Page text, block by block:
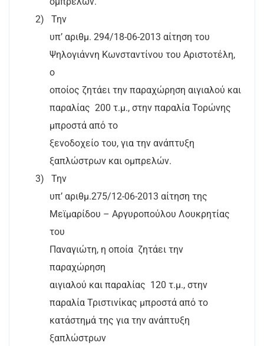
2)
Την
υπ’ αριθμ. 294/18-06-2013 αίτηση του
Ψηλογιάννη Κωνσταντίνου του Αριστοτέλη,
ο
οποίος ζητάει την παραχώρηση αιγιαλού και
παραλίας 200 τ.μ., στην παραλία Τορώνης
μπροστά από το
ξενοδοχείο του, για την ανάπτυξη
ξαπλώστρων και ομπρελών.
3)
Την
υπ’ αριθμ.275/12-06-2013 αίτηση της
Μεϊμαρίδου – Αργυροπούλου Λουκρητίας
του
Παναγιώτη, η οποία ζητάει την
παραχώρηση
αιγιαλού και παραλίας 120 τ.μ., στην
παραλία Τριστινίκας μπροστά από το
κατάστημά της για την ανάπτυξη
ξαπλώστρων